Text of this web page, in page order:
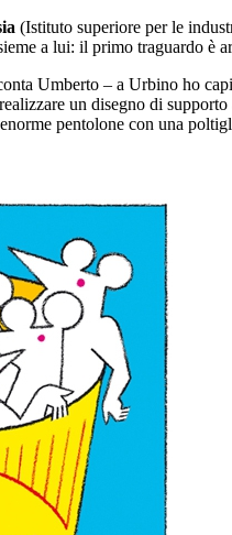
(Istituto superiore per le
a lui: il primo traguardo è
Umberto – a Urbino ho
un disegno di
pentolone con una